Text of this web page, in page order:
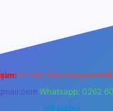
E-mail:
Whatsapp: 0262
@karabul